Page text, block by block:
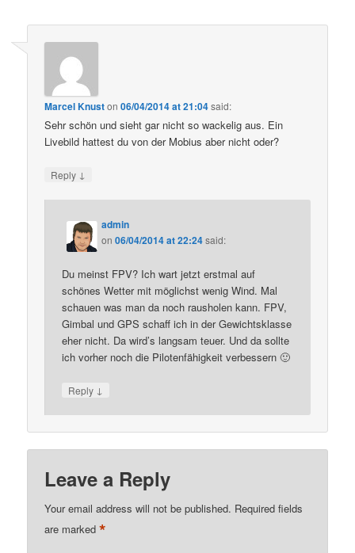
Marcel Knuston06/04/2014 at 21:04said:
Sehr schön und sieht gar nicht so wackelig aus. Ein
Livebild hattest du von der Mobius aber nicht oder?
Reply ↓
admin
on06/04/2014 at 22:24said:
Du meinst FPV? Ich wart jetzt erstmal auf
schönes Wetter mit möglichst wenig Wind. Mal
schauen was man da noch rausholen kann. FPV,
Gimbal und GPS schaff ich in der Gewichtsklasse
eher nicht. Da wird’s langsam teuer. Und da sollte
ich vorher noch die Pilotenfähigkeit verbessern 🙂
Reply ↓
Leave a Reply
Your email address will not be published. Required fields
are marked*